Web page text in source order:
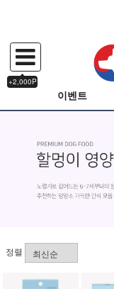
+2,000P
이벤트
정렬